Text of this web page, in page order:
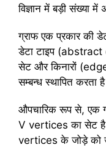
विज्ञान में बड़ी संख्या में
ग्राफ एक प्रकार की
डेटा टाइप
सेट और किनारों
सम्बन्ध स्थापित करता
औपचारिक रूप से, एक
V vertices का सेट
vertices के जोड़े को